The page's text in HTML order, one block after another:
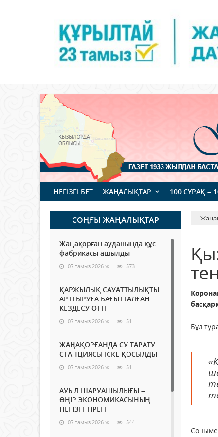
НЕГІЗГІ БЕТ ЖАҢАЛЫҚТАР 100 СҰРАҚ –
СОҢҒЫ ЖАҢАЛЫҚТАР
Жаңақорған ауданында құс
фабрикасы ашылды
07 тамыз 2026 ж. 573
ҚАРЖЫЛЫҚ САУАТТЫЛЫҚТЫ
АРТТЫРУҒА БАҒЫТТАЛҒАН
КЕЗДЕСУ ӨТТІ
07 тамыз 2026 ж. 51
ЖАҢАҚОРҒАНДА СУ ТАРАТУ
СТАНЦИЯСЫ ІСКЕ ҚОСЫЛДЫ
07 тамыз 2026 ж. 51
АУЫЛ ШАРУАШЫЛЫҒЫ –
ӨҢІР ЭКОНОМИКАСЫНЫҢ
НЕГІЗГІ ТІРЕГІ
07 тамыз 2026 ж. 544
Бұл